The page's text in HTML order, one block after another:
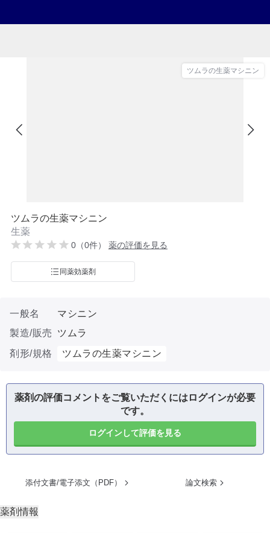
ツムラの生薬マシニン
ツムラの生薬マシニン
生薬
0（0件） 薬の評価を見る
同薬効薬剤
一般名
マシニン
製造/販売
ツムラ
剤形/規格
ツムラの生薬マシニン
薬剤の評価コメントをご覧いただくにはログインが必要
です。
ログインして評価を見る
添付文書/電子添文（PDF） 論文検索
薬剤情報